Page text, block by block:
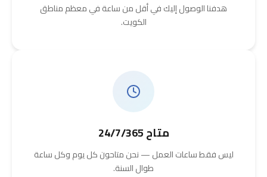
هدفنا الوصول إليك في أقل من ساعة في معظم مناطق
الكويت.
متاح 24/7/365
ليس فقط ساعات العمل — نحن متاحون كل يوم وكل ساعة
طوال السنة.